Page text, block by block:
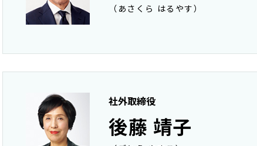
（あさくら はるやす）
社外取締役
後藤 靖子